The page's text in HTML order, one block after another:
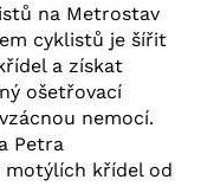
na Metrostav
cyklistů je šířit
a získat
ošetřovací
nemocí.
Petra
motýlích křídel od